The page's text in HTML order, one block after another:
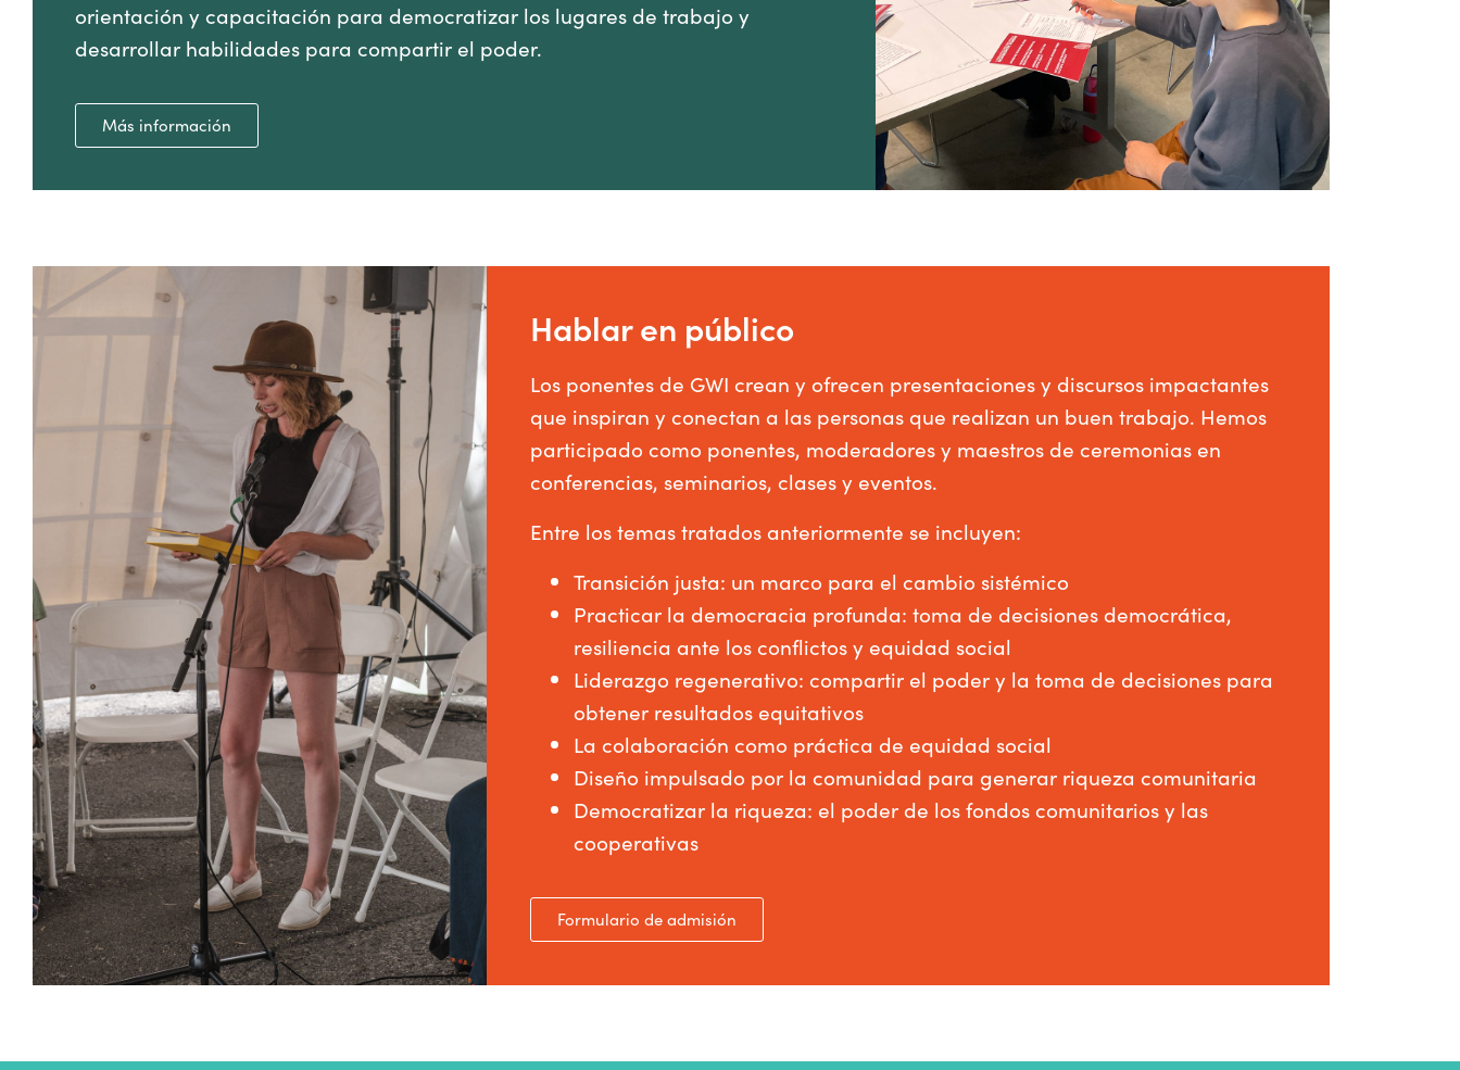
orientación y capacitación para democratizar los lugares de trabajo y
desarrollar habilidades para compartir el poder.
Más información
Hablar en público
Los ponentes de GWI crean y ofrecen presentaciones y discursos impactantes
que inspiran y conectan a las personas que realizan un buen trabajo. Hemos
participado como ponentes, moderadores y maestros de ceremonias en
conferencias, seminarios, clases y eventos.
Entre los temas tratados anteriormente se incluyen:
Transición justa: un marco para el cambio sistémico
Practicar la democracia profunda: toma de decisiones democrática,
resiliencia ante los conflictos y equidad social
Liderazgo regenerativo: compartir el poder y la toma de decisiones para
obtener resultados equitativos
La colaboración como práctica de equidad social
Diseño impulsado por la comunidad para generar riqueza comunitaria
Democratizar la riqueza: el poder de los fondos comunitarios y las
cooperativas
Formulario de admisión